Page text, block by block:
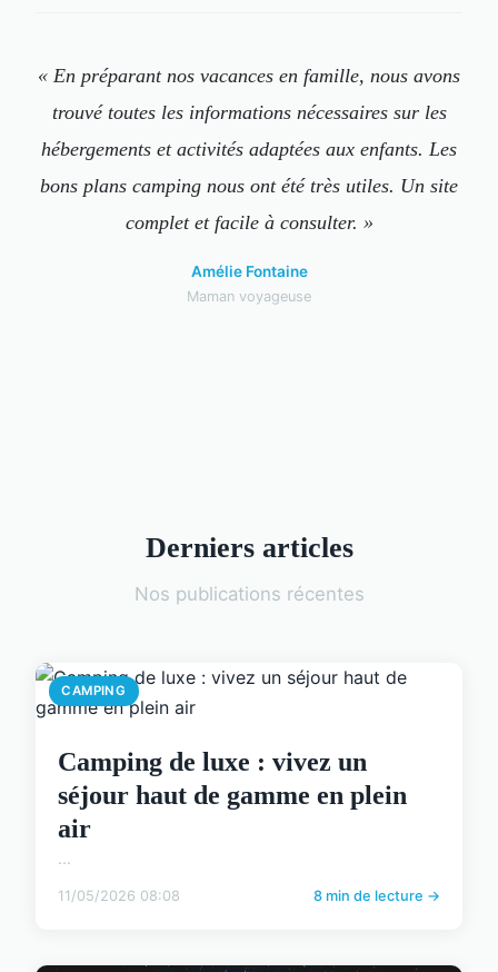
« En préparant nos vacances en famille, nous avons
trouvé toutes les informations nécessaires sur les
hébergements et activités adaptées aux enfants. Les
bons plans camping nous ont été très utiles. Un site
complet et facile à consulter. »
Amélie Fontaine
Maman voyageuse
Derniers articles
Nos publications récentes
CAMPING
Camping de luxe : vivez un
séjour haut de gamme en plein
air
...
11/05/2026 08:08 8 min de lecture →